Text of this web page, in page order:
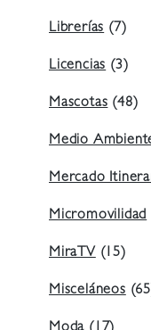
Librerías(7)
Licencias(3)
Mascotas(48)
Medio
Mercado
Micromovilidad
MiraTV(15)
Misceláneos